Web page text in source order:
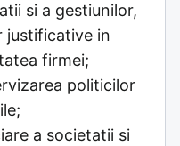
si a gestiunilor,
justificative in
firmei;
politicilor
a societatii si